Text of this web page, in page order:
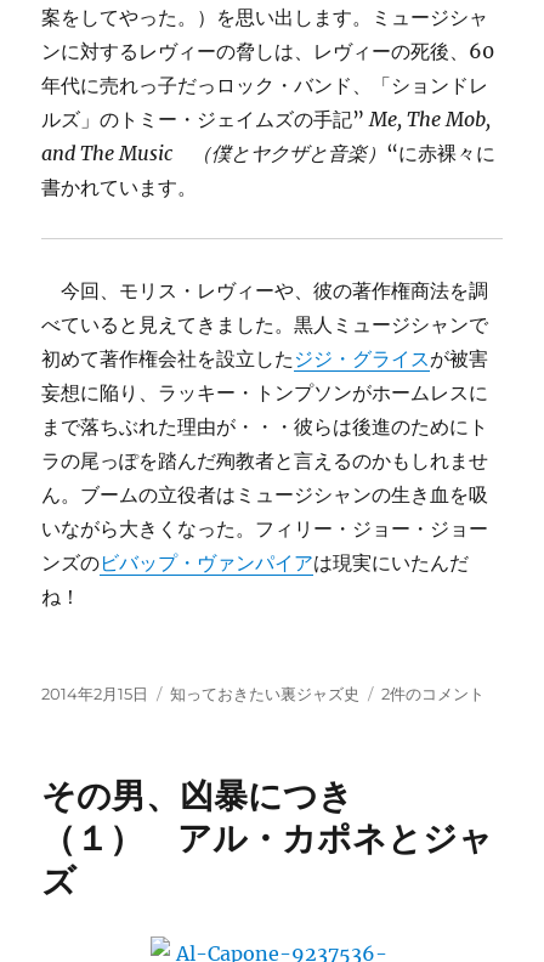
案をしてやった。）を思い出します。ミュージシャ
ンに対するレヴィーの脅しは、レヴィーの死後、60
年代に売れっ子だっロック・バンド、「ションドレ
ルズ」のトミー・ジェイムズの手記” Me, The Mob,
and The Music （僕とヤクザと音楽） “に赤裸々に
書かれています。
今回、モリス・レヴィーや、彼の著作権商法を調
べていると見えてきました。黒人ミュージシャンで
初めて著作権会社を設立した ジジ・グライスが被害
妄想に陥り、ラッキー・トンプソンがホームレスに
まで落ちぶれた理由が・・・彼らは後進のためにト
ラの尾っぽを踏んだ殉教者と言えるのかもしれませ
ん。ブームの立役者はミュージシャンの生き血を吸
いながら大きくなった。フィリー・ジョー・ジョー
ンズのビバップ・ヴァンパイアは現実にいたんだ
ね！
投
2014年2月15日
カ
知っておきたい裏ジャズ史
そ
つ
2件のコメント
その男、凶暴につき
（１） アル・カポネとジャ
ズ